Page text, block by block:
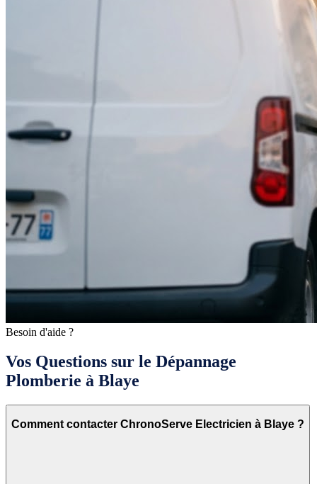
Besoin d'aide ?
Vos Questions sur le Dépannage
Plomberie à Blaye
Comment contacter ChronoServe Electricien à Blaye ?